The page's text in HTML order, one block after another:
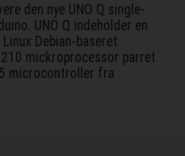
den nye UNO Q single-
UNO Q indeholder en
Debian-baseret
mickroprocessor parret
microcontroller fra